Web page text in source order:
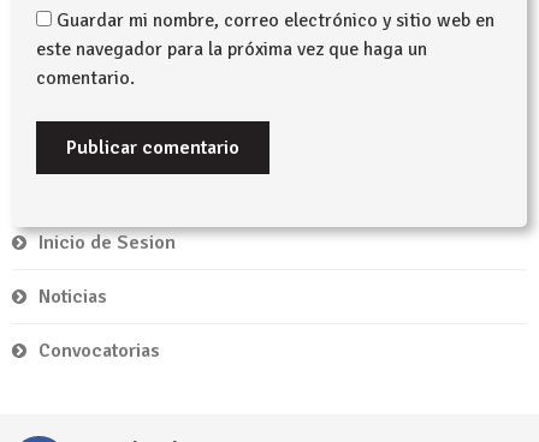
Guardar mi nombre, correo electrónico y sitio web en
este navegador para la próxima vez que haga un
comentario.
Inicio de Sesion
Noticias
Convocatorias